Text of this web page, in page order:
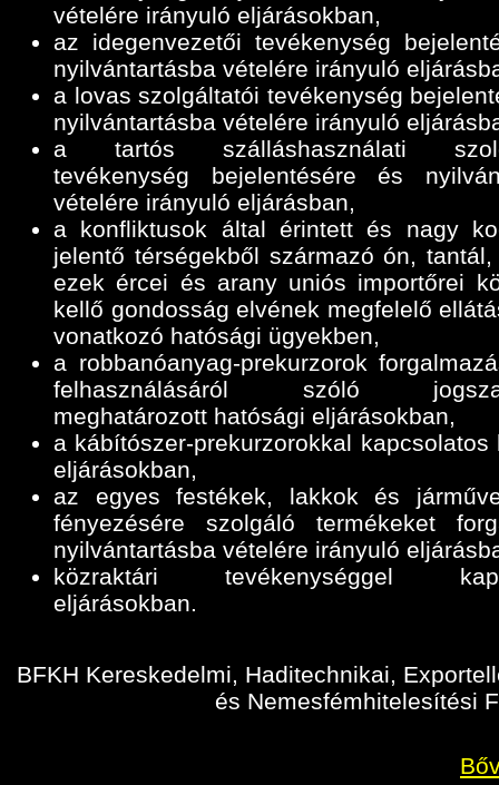
vételére irányuló eljárásokban,
az idegenvezetői tevékenység
nyilvántartásba vételére irányuló
a lovas szolgáltatói tevékenység
nyilvántartásba vételére irányuló
a tartós szálláshasználati
tevékenység bejelentésére és
vételére irányuló eljárásban,
a konfliktusok által érintett és nagy
jelentő térségekből származó ón,
ezek ércei és arany uniós importőrei
kellő gondosság elvének megfelelő
vonatkozó hatósági ügyekben,
a robbanóanyag-prekurzorok
felhasználásáról szóló
meghatározott hatósági eljárásokban,
a kábítószer-prekurzorokkal kapcsolatos
eljárásokban,
az egyes festékek, lakkok és
fényezésére szolgáló termékeket
nyilvántartásba vételére irányuló
közraktári tevékenységgel
eljárásokban.
BFKH Kereskedelmi, Haditechnikai,
és Nemesfémhitelesítési